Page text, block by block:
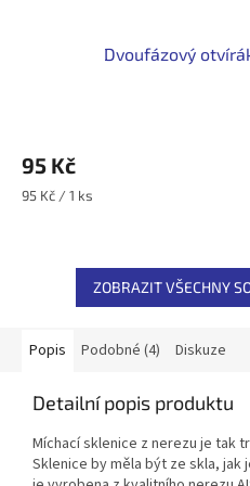
Dvoufázový
95 Kč
Měrná
95 Kč / 1 ks
ZOBRAZIT VŠECHNY
Popis Podobné (4) Diskuze
Detailní popis produktu
Míchací sklenice z nerezu je tak
Sklenice by měla být ze skla, jak